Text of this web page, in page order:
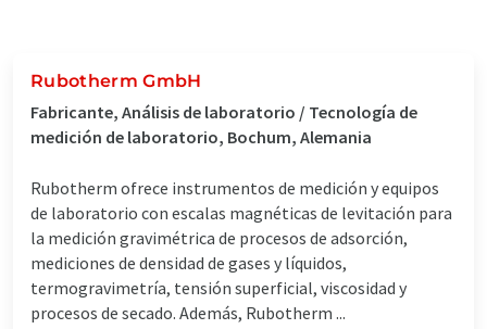
Rubotherm GmbH
Fabricante, Análisis de laboratorio / Tecnología de
medición de laboratorio, Bochum, Alemania
Rubotherm ofrece instrumentos de medición y equipos
de laboratorio con escalas magnéticas de levitación para
la medición gravimétrica de procesos de adsorción,
mediciones de densidad de gases y líquidos,
termogravimetría, tensión superficial, viscosidad y
procesos de secado. Además, Rubotherm ...